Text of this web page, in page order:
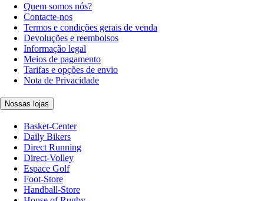
Quem somos nós?
Contacte-nos
Termos e condições gerais de venda
Devoluções e reembolsos
Informação legal
Meios de pagamento
Tarifas e opções de envio
Nota de Privacidade
Nossas lojas
Basket-Center
Daily Bikers
Direct Running
Direct-Volley
Espace Golf
Foot-Store
Handball-Store